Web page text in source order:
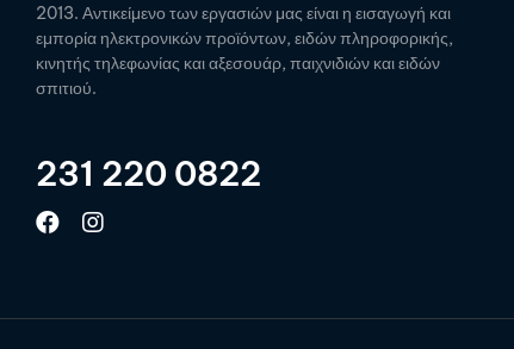
2013. Αντικείμενο των εργασιών μας είναι η εισαγωγή και
εμπορία ηλεκτρονικών προϊόντων, ειδών πληροφορικής,
κινητής τηλεφωνίας και αξεσουάρ, παιχνιδιών και ειδών
σπιτιού.
231 220 0822